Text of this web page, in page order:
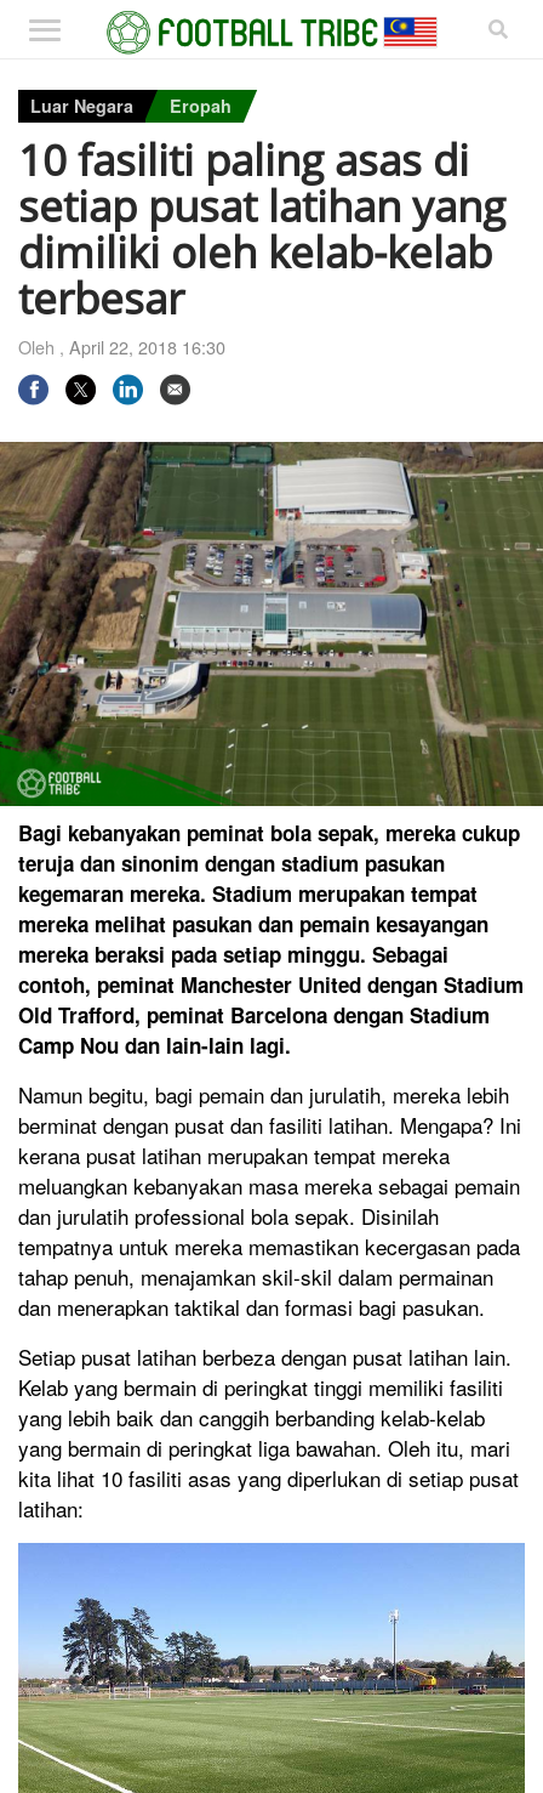
Luar Negara Eropah
10 fasiliti paling asas di
setiap pusat latihan yang
dimiliki oleh kelab-kelab
terbesar
Oleh , April 22, 2018 16:30
Bagi kebanyakan peminat bola sepak, mereka cukup
teruja dan sinonim dengan stadium pasukan
kegemaran mereka. Stadium merupakan tempat
mereka melihat pasukan dan pemain kesayangan
mereka beraksi pada setiap minggu. Sebagai
contoh, peminat Manchester United dengan Stadium
Old Trafford, peminat Barcelona dengan Stadium
Camp Nou dan lain-lain lagi.
Namun begitu, bagi pemain dan jurulatih, mereka lebih
berminat dengan pusat dan fasiliti latihan. Mengapa? Ini
kerana pusat latihan merupakan tempat mereka
meluangkan kebanyakan masa mereka sebagai pemain
dan jurulatih professional bola sepak. Disinilah
tempatnya untuk mereka memastikan kecergasan pada
tahap penuh, menajamkan skil-skil dalam permainan
dan menerapkan taktikal dan formasi bagi pasukan.
Setiap pusat latihan berbeza dengan pusat latihan lain.
Kelab yang bermain di peringkat tinggi memiliki fasiliti
yang lebih baik dan canggih berbanding kelab-kelab
yang bermain di peringkat liga bawahan. Oleh itu, mari
kita lihat 10 fasiliti asas yang diperlukan di setiap pusat
latihan: